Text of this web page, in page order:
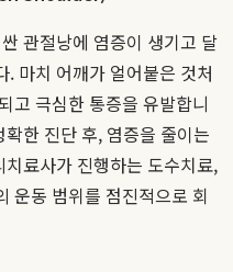
관절낭에 염증이 생기고 달
마치 어깨가 얼어붙은 것처
고 극심한 통증을 유발합니
한 진단 후, 염증을 줄이는
료사가 진행하는 도수치료,
운동 범위를 점진적으로 회